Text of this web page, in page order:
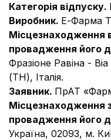
Категорія відпуску.
Виробник. Е-Фарма
Місцезнаходження
провадження його
Фразіоне Равіна -
(ТН), Італія.
Заявник. ПрАТ
Місцезнаходження
провадження його
Україна, 02093, м.